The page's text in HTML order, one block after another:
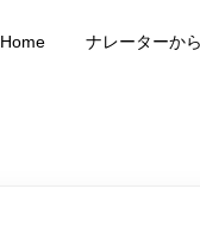
Home ナレーターか